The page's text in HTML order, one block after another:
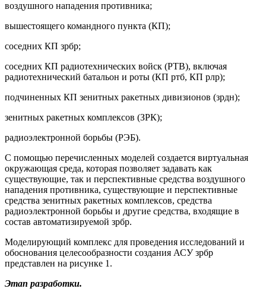
воздушного нападения противника;
вышестоящего командного пункта (КП);
соседних КП зрбр;
соседних КП радиотехнических войск (РТВ), включая
радиотехнический батальон и роты (КП ртб, КП рлр);
подчиненных КП зенитных ракетных дивизионов (зрдн);
зенитных ракетных комплексов (ЗРК);
радиоэлектронной борьбы (РЭБ).
С помощью перечисленных моделей создается виртуальная
окружающая среда, которая позволяет задавать как
существующие, так и перспективные средства воздушного
нападения противника, существующие и перспективные
средства зенитных ракетных комплексов, средства
радиоэлектронной борьбы и другие средства, входящие в
состав автоматизируемой зрбр.
Моделирующий комплекс для проведения исследований и
обоснования целесообразности создания АСУ зрбр
представлен на рисунке 1.
Этап разработки.